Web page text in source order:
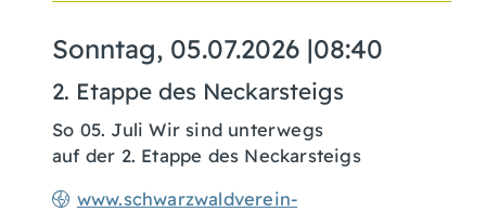
Sonntag, 05.07.2026 |08:40
2. Etappe des Neckarsteigs
www.schwarzwaldverein-
So 05. Juli Wir sind unterwegs
auf der 2. Etappe des Neckarsteigs